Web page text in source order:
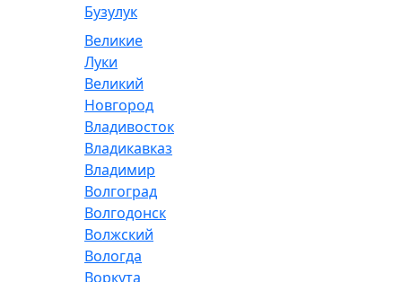
Бузулук
Великие
Луки
Великий
Новгород
Владивосток
Владикавказ
Владимир
Волгоград
Волгодонск
Волжский
Вологда
Воркута